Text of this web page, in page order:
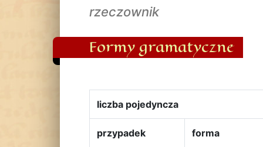
rzeczownik
Formy gramatyczne
liczba pojedyncza
przypadek forma